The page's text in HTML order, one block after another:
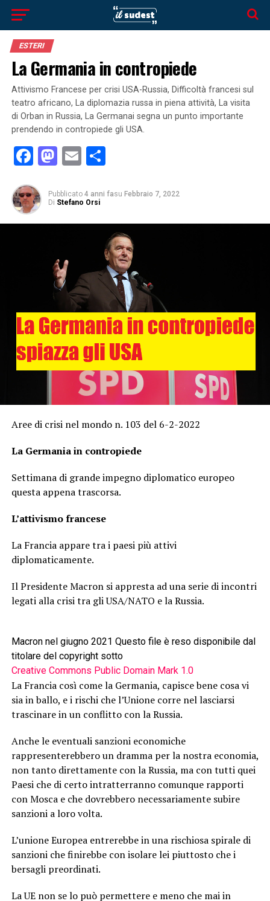
ESTERI
La Germania in contropiede
Attivismo Francese per crisi USA-Russia, Difficoltà francesi sul
teatro africano, La diplomazia russa in piena attività, La visita
di Orban in Russia, La Germanai segna un punto importante
prendendo in contropiede gli USA.
Facebook
Mastodon
EmailCondividi
Pubblicato 4 anni fasu Febbraio 7, 2022
Di Stefano Orsi
Aree di crisi nel mondo n. 103 del 6-2-2022
La Germania in contropiede
Settimana di grande impegno diplomatico europeo
questa appena trascorsa.
L’attivismo francese
La Francia appare tra i paesi più attivi
diplomaticamente.
Il Presidente Macron si appresta ad una serie di incontri
legati alla crisi tra gli USA/NATO e la Russia.
Macron nel giugno 2021 Questo file è reso disponibile dal
titolare del copyright sotto
Creative Commons Public Domain Mark 1.0
La Francia così come la Germania, capisce bene cosa vi
sia in ballo, e i rischi che l’Unione corre nel lasciarsi
trascinare in un conflitto con la Russia.
Anche le eventuali sanzioni economiche
rappresenterebbero un dramma per la nostra economia,
non tanto direttamente con la Russia, ma con tutti quei
Paesi che di certo intratterranno comunque rapporti
con Mosca e che dovrebbero necessariamente subire
sanzioni a loro volta.
L’unione Europea entrerebbe in una rischiosa spirale di
sanzioni che finirebbe con isolare lei piuttosto che i
bersagli preordinati.
La UE non se lo può permettere e meno che mai in